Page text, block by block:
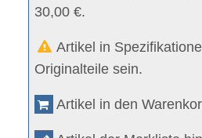
30,00 €.
Artikel in
Originalteile sein.
Artikel in den